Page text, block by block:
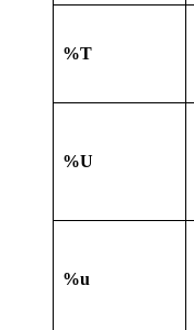
%T
%U
%u